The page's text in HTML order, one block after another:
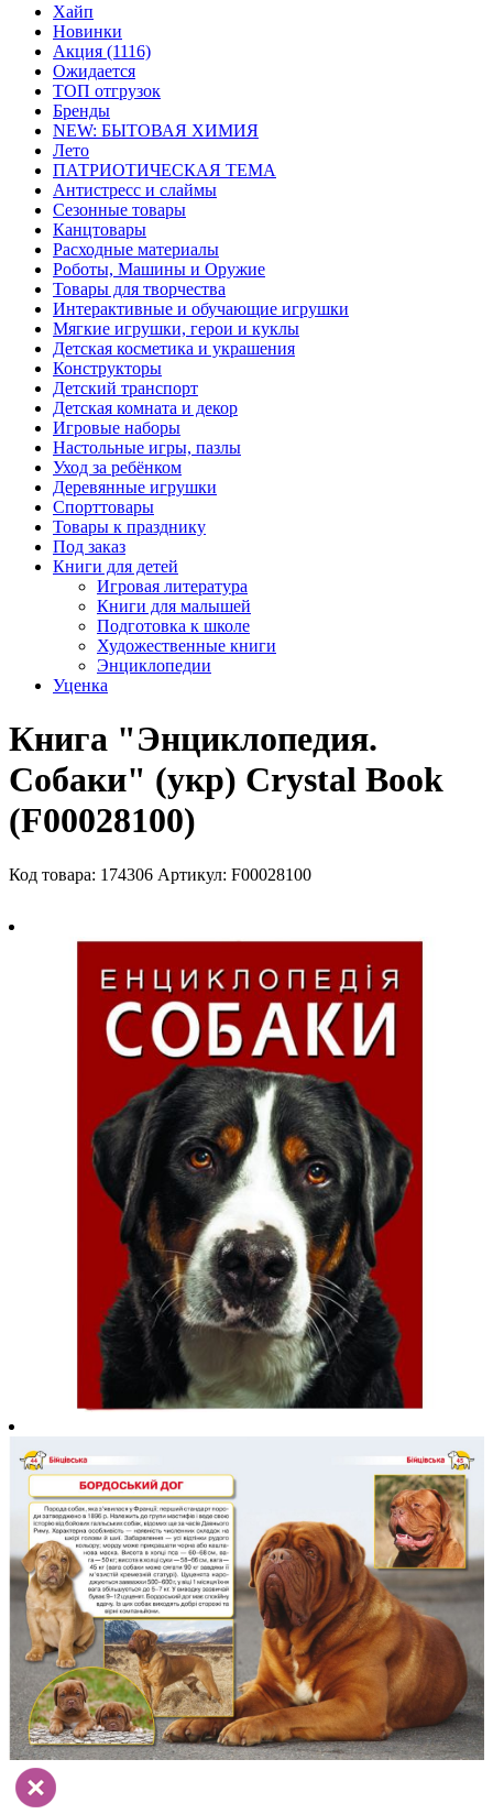
Хайп
Новинки
Акция (1116)
Ожидается
ТОП отгрузок
Бренды
NEW: БЫТОВАЯ ХИМИЯ
Лето
ПАТРИОТИЧЕСКАЯ ТЕМА
Антистресс и слаймы
Сезонные товары
Канцтовары
Расходные материалы
Роботы, Машины и Оружие
Товары для творчества
Интерактивные и обучающие игрушки
Мягкие игрушки, герои и куклы
Детская косметика и украшения
Конструкторы
Детский транспорт
Детская комната и декор
Игровые наборы
Настольные игры, пазлы
Уход за ребёнком
Деревянные игрушки
Спорттовары
Товары к празднику
Под заказ
Книги для детей
Игровая литература
Книги для малышей
Подготовка к школе
Художественные книги
Энциклопедии
Уценка
Книга "Энциклопедия.
Собаки" (укр) Crystal Book
(F00028100)
Код товара: 174306 Артикул: F00028100